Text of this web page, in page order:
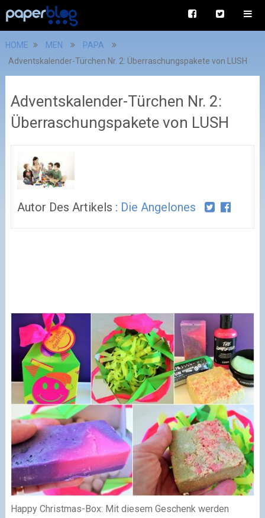
HOME MEN
PAPA
Adventskalender-Türchen Nr. 2: Überraschungspakete von LUSH
Adventskalender-Türchen Nr. 2:
Überraschungspakete von LUSH
Autor Des Artikels : Die Angelones
Happy Christmas-Box: Mit diesem Geschenk werden